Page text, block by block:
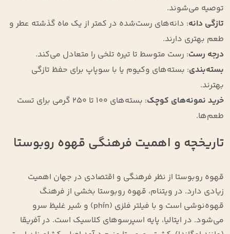
توصیه می‌شوند.
تازگی دانه: دانه‌های رست‌شده در کمتر از یک ماه گذشته عطر و
طعم بهتری دارند.
درجه رست: رست متوسط تا تیره تلخی را متعادل می‌کند.
بسته‌بندی: بسته‌های وکیوم یا با سوپاپ برای حفظ تازگی
بهترند.
خرید نمونه‌های کوچک
: بسته‌های ۱۰۰ تا ۲۵۰ گرمی برای تست
طعم‌ها.
تاریخچه و اهمیت فرهنگی قهوه روبوستا
قهوه روبوستا از نظر فرهنگی و اقتصادی در جهان اهمیت
زیادی دارد. در ویتنام، قهوه روبوستا بخشی از فرهنگ
قهوه‌نوشی است و با فیلتر فلزی (phín) و شیر غلیظ سرو
می‌شود. در ایتالیا، پایه اسپرسوهای کلاسیک است. در آفریقا